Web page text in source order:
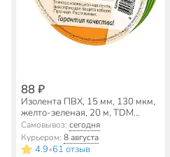
88 ₽
Изолента ПВХ, 15 мм, 130 мкм,
желто-зеленая, 20 м, TDM
Electric, SQ0526-0017
Самовывоз: сегодня
Курьером: 8 августа
4.9•61 отзыв